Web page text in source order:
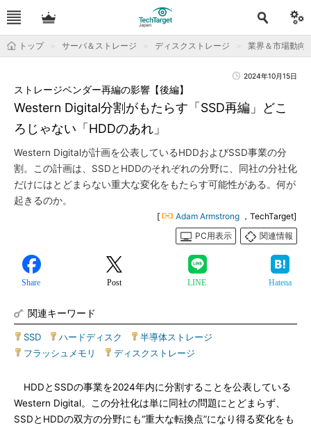
トップ サーバ＆ストレージ ディスクストレージ 業界＆市場動向
2024年10月15日
Western Digital分割がもたらす「SSD再編」どこ
ろじゃない「HDDのあれ」
ストレージベンダー再編の影響【後編】
Western Digitalが計画を公表しているHDDおよびSSD事業の分
割。この計画は、SSDとHDDのそれぞれの分野に、同社の分社化
だけにはとどまらない重大な変化をもたらす可能性がある。何が
起きるのか。
[ Adam Armstrong ，TechTarget]
PC用表示
関連情報
Share Post LINE Hatena
関連キーワード
SSD ハードディスク 半導体ストレージ
フラッシュメモリ
ディスクストレージ
HDDとSSDの事業を2024年内に分割することを公表している
Western Digital。この分社化は単に同社の問題にとどまらず、
SSDとHDDの双方の分野にも“重大な転換点”になり得る変化をも